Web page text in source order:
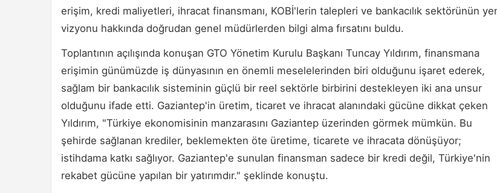
erişim, kredi maliyetleri, ihracat finansmanı, KOBİ'lerin talepleri ve bankacılık sektörünün
vizyonu hakkında doğrudan genel müdürlerden bilgi alma fırsatını buldu.
Toplantının açılışında konuşan GTO Yönetim Kurulu Başkanı Tuncay Yıldırım, finansmana
erişimin günümüzde iş dünyasının en önemli meselelerinden biri olduğunu işaret ederek,
sağlam bir bankacılık sisteminin güçlü bir reel sektörle birbirini destekleyen iki ana unsur
olduğunu ifade etti. Gaziantep'in üretim, ticaret ve ihracat alanındaki gücüne dikkat çeken
Yıldırım, "Türkiye ekonomisinin manzarasını Gaziantep üzerinden görmek mümkün. Bu
şehirde sağlanan krediler, beklemekten öte üretime, ticarete ve ihracata dönüşüyor;
istihdama katkı sağlıyor. Gaziantep'e sunulan finansman sadece bir kredi değil, Türkiye'nin
rekabet gücüne yapılan bir yatırımdır." şeklinde konuştu.